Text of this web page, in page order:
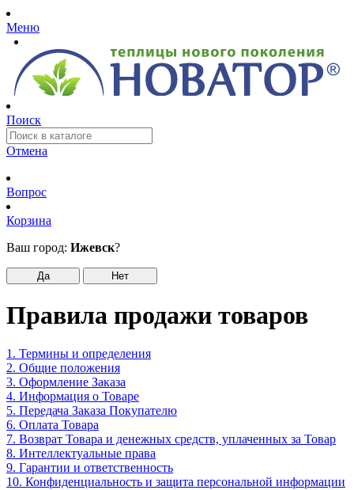
Меню
Поиск
Отмена
Вопрос
Корзина
Ваш город: Ижевск?
Да Нет
Правила продажи товаров
1. Термины и определения
2. Общие положения
3. Оформление Заказа
4. Информация о Товаре
5. Передача Заказа Покупателю
6. Оплата Товара
7. Возврат Товара и денежных средств, уплаченных за Товар
8. Интеллектуальные права
9. Гарантии и ответственность
10. Конфиденциальность и защита персональной информации